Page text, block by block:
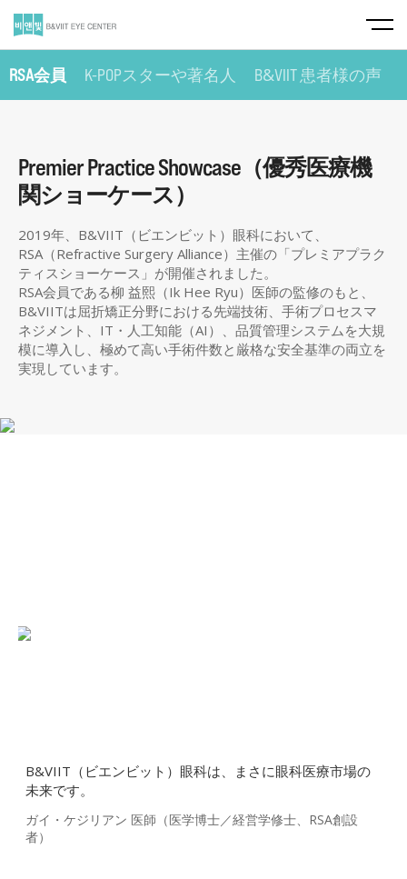
RSA会員 K-POPスターや著名人 B&VIIT 患者様の声
Premier Practice Showcase（優秀医療機
関ショーケース）
2019年、B&VIIT（ビエンビット）眼科において、
RSA（Refractive Surgery Alliance）主催の「プレミアプラク
ティスショーケース」が開催されました。
RSA会員である柳 益熙（Ik Hee Ryu）医師の監修のもと、
B&VIITは屈折矯正分野における先端技術、手術プロセスマ
ネジメント、IT・人工知能（AI）、品質管理システムを大規
模に導入し、極めて高い手術件数と厳格な安全基準の両立を
実現しています。
B&VIIT（ビエンビット）眼科は、まさに眼科医療市場の
未来です。
ガイ・ケジリアン 医師（医学博士／経営学修士、RSA創設
者）